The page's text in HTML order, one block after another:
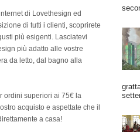
di Lovethesign ed
di tutti i clienti, scoprirete
più esigenti. Lasciatevi
più adatto alle vostre
da letto, dal bagno alla
ordini superiori ai 75€ la
acquisto e aspettate che il
a casa!